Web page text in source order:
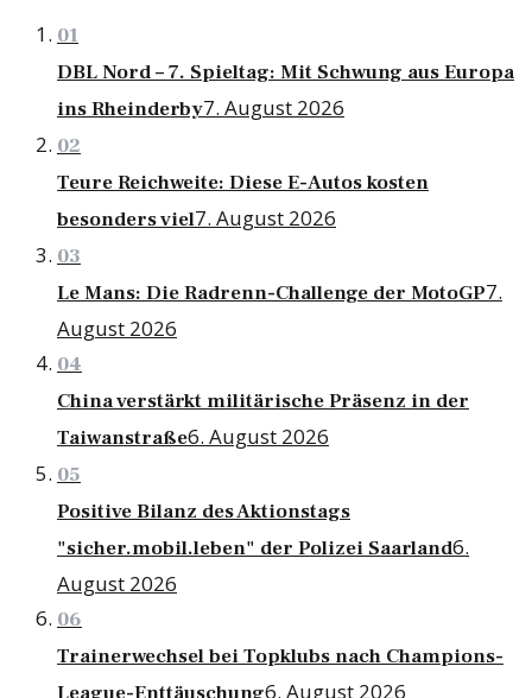
01
DBL Nord – 7. Spieltag: Mit Schwung aus Europa
ins Rheinderby7. August 2026
02
Teure Reichweite: Diese E-Autos kosten
besonders viel7. August 2026
03
Le Mans: Die Radrenn-Challenge der MotoGP7.
August 2026
04
China verstärkt militärische Präsenz in der
Taiwanstraße6. August 2026
05
Positive Bilanz des Aktionstags
"sicher.mobil.leben" der Polizei Saarland6.
August 2026
06
Trainerwechsel bei Topklubs nach Champions-
6. August 2026